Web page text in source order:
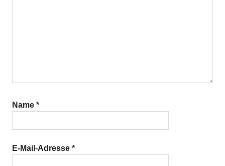
Name *
E-Mail-Adresse *